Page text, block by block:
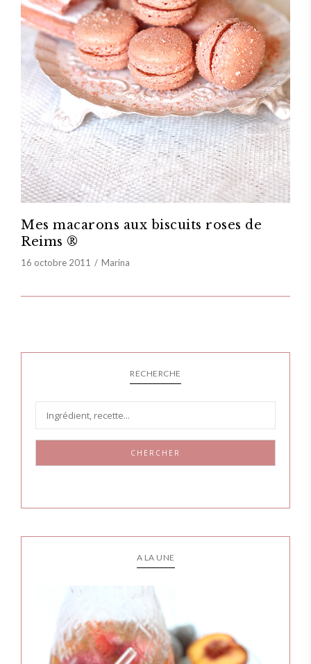
Mes macarons aux biscuits roses de
Reims ®
16 octobre 2011 Marina
RECHERCHE
CHERCHER
A LA UNE